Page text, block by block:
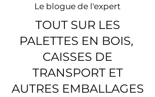
Le blogue de l'expert
TOUT SUR LES
PALETTES EN BOIS,
CAISSES DE
TRANSPORT ET
AUTRES EMBALLAGES